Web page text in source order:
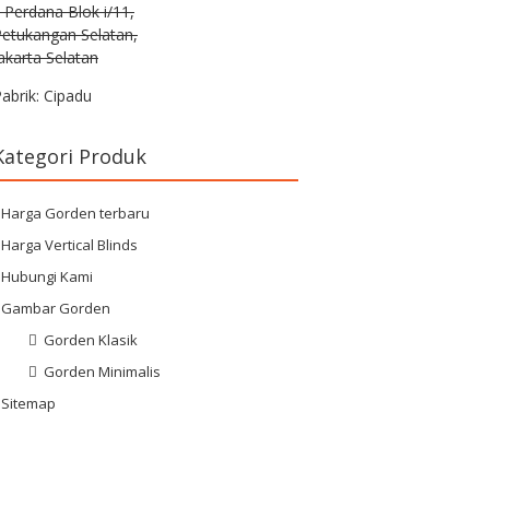
Perdana Blok i/11,
Selatan,
Selatan
Cipadu
Produk
Harga Gorden terbaru
Harga Vertical Blinds
Hubungi Kami
Gambar Gorden
Gorden Klasik
Gorden Minimalis
Sitemap